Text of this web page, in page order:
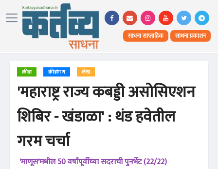
साधना साप्ताहिक साधना प्रकाशन
क्रीडा क्रीडांगण लेख
'महाराष्ट्र राज्य कबड्डी असोसिएशन
शिबिर - खंडाळा' : थंड हवेतील
गरम चर्चा
'माणूस'मधील 50 वर्षांपूर्वीच्या सदराची पुनर्भेट (22/22)